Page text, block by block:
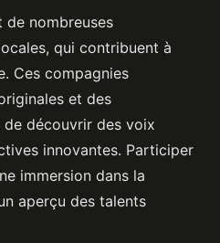
de nombreuses
qui contribuent à
Ces compagnies
et des
découvrir des voix
innovantes. Participer
immersion dans la
aperçu des talents